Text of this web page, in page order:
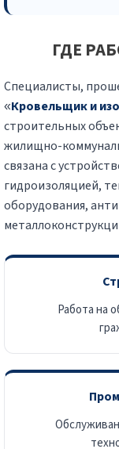
ГДЕ
Специалисты,
«Кровельщик и
строительных
жилищно-
связана с
гидроизоляцией,
оборудования,
Работа на